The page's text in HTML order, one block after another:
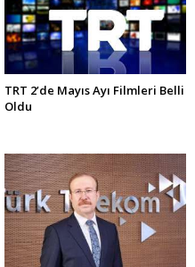
TRT 2’de Mayıs Ayı Filmleri Belli
Oldu